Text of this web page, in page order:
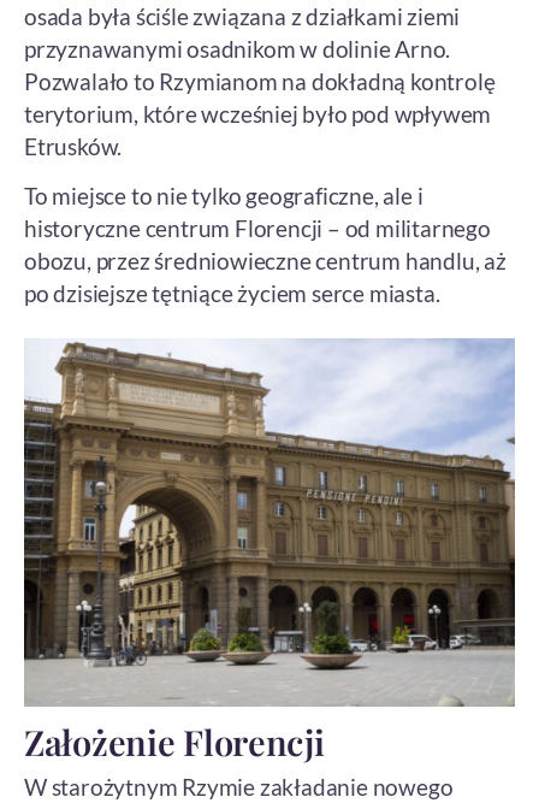
osada była ściśle związana z działkami ziemi
przyznawanymi osadnikom w dolinie Arno.
Pozwalało to Rzymianom na dokładną kontrolę
terytorium, które wcześniej było pod wpływem
Etrusków.
To miejsce to nie tylko geograficzne, ale i
historyczne centrum Florencji – od militarnego
obozu, przez średniowieczne centrum handlu, aż
po dzisiejsze tętniące życiem serce miasta.
Założenie Florencji
W starożytnym Rzymie zakładanie nowego